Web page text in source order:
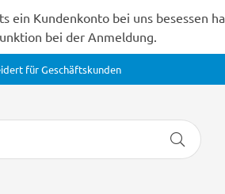
Kundenkonto bei uns besessen
bei der Anmeldung.
für Geschäftskunden